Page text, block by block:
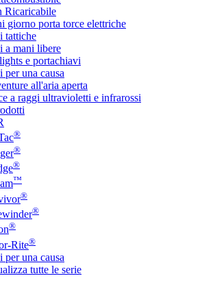
Ricaricabile
giorno porta torce elettriche
tattiche
a mani libere
e portachiavi
per una causa
all'aria aperta
a raggi ultravioletti e infrarossi
®
®
®
™
®
®
®
Rite®
per una causa
tutte le serie